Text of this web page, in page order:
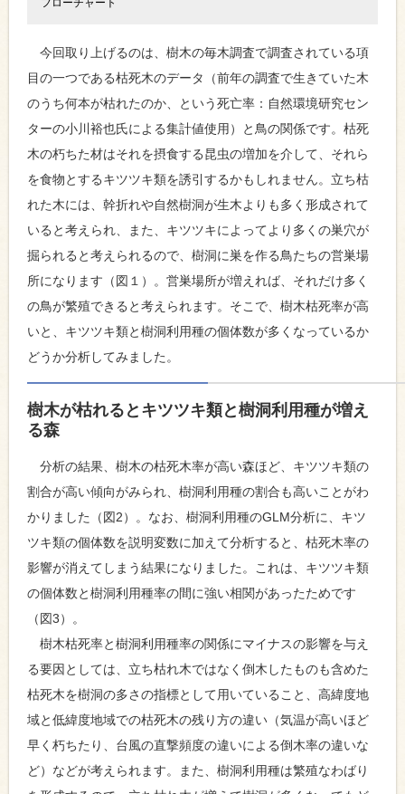
フローチャート
今回取り上げるのは、樹木の毎木調査で調査されている項
目の一つである枯死木のデータ（前年の調査で生きていた木
のうち何本が枯れたのか、という死亡率：自然環境研究セン
ターの小川裕也氏による集計値使用）と鳥の関係です。枯死
木の朽ちた材はそれを摂食する昆虫の増加を介して、それら
を食物とするキツツキ類を誘引するかもしれません。立ち枯
れた木には、幹折れや自然樹洞が生木よりも多く形成されて
いると考えられ、また、キツツキによってより多くの巣穴が
掘られると考えられるので、樹洞に巣を作る鳥たちの営巣場
所になります（図１）。営巣場所が増えれば、それだけ多く
の鳥が繁殖できると考えられます。そこで、樹木枯死率が高
いと、キツツキ類と樹洞利用種の個体数が多くなっているか
どうか分析してみました。
樹木が枯れるとキツツキ類と樹洞利用種が増え
る森
分析の結果、樹木の枯死木率が高い森ほど、キツツキ類の
割合が高い傾向がみられ、樹洞利用種の割合も高いことがわ
かりました（図2）。なお、樹洞利用種のGLM分析に、キツ
ツキ類の個体数を説明変数に加えて分析すると、枯死木率の
影響が消えてしまう結果になりました。これは、キツツキ類
の個体数と樹洞利用種率の間に強い相関があったためです
（図3）。
樹木枯死率と樹洞利用種率の関係にマイナスの影響を与え
る要因としては、立ち枯れ木ではなく倒木したものも含めた
枯死木を樹洞の多さの指標として用いていること、高緯度地
域と低緯度地域での枯死木の残り方の違い（気温が高いほど
早く朽ちたり、台風の直撃頻度の違いによる倒木率の違いな
ど）などが考えられます。また、樹洞利用種は繁殖なわばり